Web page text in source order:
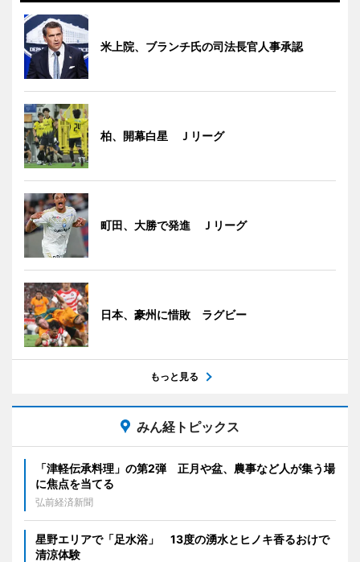
米上院、ブランチ氏の司法長官人事承認
柏、開幕白星 Ｊリーグ
町田、大勝で発進 Ｊリーグ
日本、豪州に惜敗 ラグビー
もっと見る
みん経トピックス
「津軽伝承料理」の第2弾 正月や盆、農事など人が集う場
に焦点を当てる
弘前経済新聞
星野エリアで「足水浴」 13度の湧水とヒノキ香るおけで
清涼体験